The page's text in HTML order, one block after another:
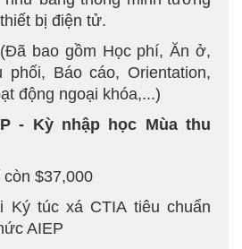
bị điện tử.
bao gồm Học phí, Ăn ở,
phối, Báo cáo, Orientation,
động ngoại khóa,...)
- Kỳ nhập học Mùa thu
$37,000
túc xá CTIA tiêu chuẩn
AIEP